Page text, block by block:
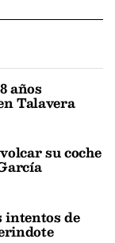
años
Talavera
su coche
intentos de